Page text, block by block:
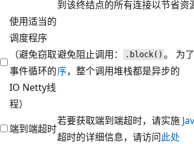
到该终结点的所有连接以节省资
使用适当的
调度程序
（避免窃取
事件循环的
IO Netty线
程）
避免阻止调用： .block() 。 为
序，整个调用堆栈都是异步的
端到端超时
若要获取端到端超时，请实施
超时的详细信息，请访问此处